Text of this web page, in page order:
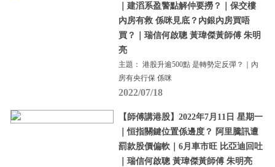
｜建滔系盈警點解仲要撈？｜保交樓
內房有救 係咪見底？內銀內房買唔
買？｜瑞信何啟聰 黃瑋傑黃師傅 朱明
亮
主題： 港股升逾500點 是轉勢定反彈？｜內
房有央行保 係咪
2022/07/18
【師傅講港股】2022年7月11日 星期一
｜恒指關鍵位置係邊度？ 阿里騰訊遭
罰款股價偏軟｜6月車市旺 比亞迪回吐
｜瑞信何啟聰 黃瑋傑黃師傅 朱明亮